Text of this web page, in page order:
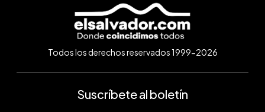
Todos los derechos reservados 1999-2026
Suscríbete al boletín